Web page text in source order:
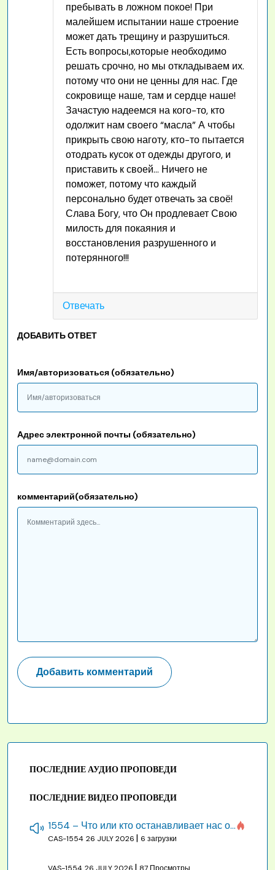
пребывать в ложном покое! При
малейшем испытании наше строение
может дать трещину и разрушиться.
Есть вопросы,которые необходимо
решать срочно, но мы откладываем их.
потому что они не ценны для нас. Где
сокровище наше, там и сердце наше!
Зачастую надеемся на кого-то, кто
одолжит нам своего “масла” А чтобы
прикрыть свою наготу, кто-то пытается
отодрать кусок от одежды другого, и
приставить к своей… Ничего не
поможет, потому что каждый
персонально будет отвечать за своё!
Слава Богу, что Он продлевает Свою
милость для покаяния и
восстановления разрушенного и
потерянного!!!
Отвечать
ДОБАВИТЬ ОТВЕТ
комментарий(обязательно)
Имя/авторизоваться (обязательно)
Адрес электронной почты (обязательно)
ПОСЛЕДНИЕ АУДИО ПРОПОВЕДИ
ПОСЛЕДНИЕ ВИДЕО ПРОПОВЕДИ
1554 – Что или кто останавливает нас от созидания строения Божия
CAS-1554 26 JULY 2026 | 6 загрузки
|